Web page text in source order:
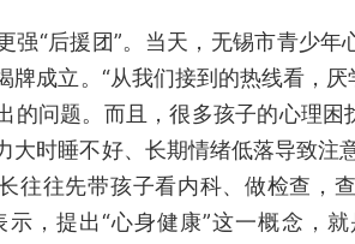
强“后援团”。当天，无锡市青少
牌成立。“从我们接到的热线看，
的问题。而且，很多孩子的心理
大时睡不好、长期情绪低落导致注
往往先带孩子看内科、做检查，
示，提出“心身健康”这一概念，